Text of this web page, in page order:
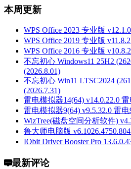
本周更新
WPS Office 2023 专业版
WPS Office 2019 专业版
WPS Office 2016 专业版
不忘初心 Windows11 25H2
(2026.8.01)
不忘初心 Win11 LTSC2024
(2026.7.31)
雷电模拟器14(64) v14.0.22.0
雷电模拟器9(64) v9.5.32.0 雷
WizTree(磁盘空间分析软件)
鲁大师电脑版
IObit Driver Booster Pro
最新评论